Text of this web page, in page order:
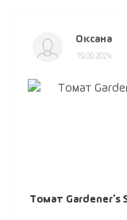
Оксана
19.09.2024
Томат Gardener's